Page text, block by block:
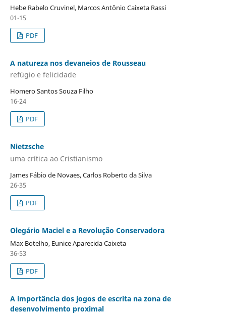
Hebe Rabelo Cruvinel, Marcos Antônio Caixeta Rassi
01-15
PDF
A natureza nos devaneios de Rousseau
refúgio e felicidade
Homero Santos Souza Filho
16-24
PDF
Nietzsche
uma crítica ao Cristianismo
James Fábio de Novaes, Carlos Roberto da Silva
26-35
PDF
Olegário Maciel e a Revolução Conservadora
Max Botelho, Eunice Aparecida Caixeta
36-53
PDF
A importância dos jogos de escrita na zona de
desenvolvimento proximal